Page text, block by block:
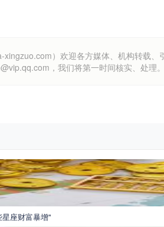
xingzuo.com）欢迎各方媒体、机构转载
，我们将第一时间核实、处理
座财富暴增"